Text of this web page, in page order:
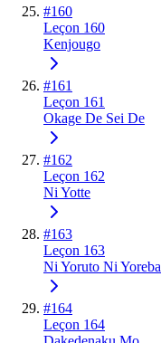
#160
Leçon 160
Kenjougo
#161
Leçon 161
Okage De Sei De
#162
Leçon 162
Ni Yotte
#163
Leçon 163
Ni Yoruto Ni Yoreba
#164
Leçon 164